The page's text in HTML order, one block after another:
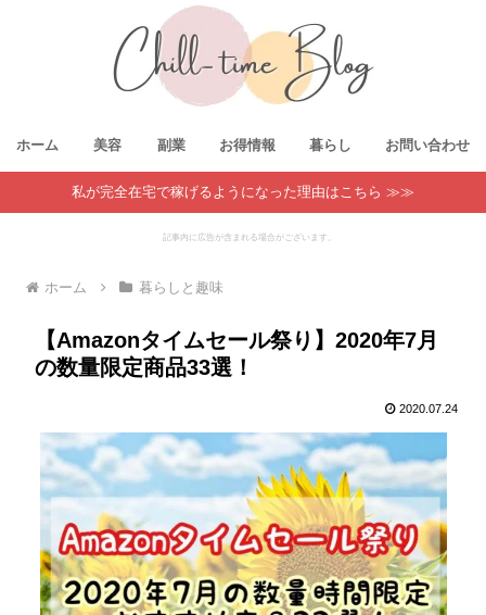
ホーム 美容 副業 お得情報 暮らし お問い合わせ
私が完全在宅で稼げるようになった理由はこちら ≫≫
記事内に広告が含まれる場合がございます。
ホーム 暮らしと趣味
【Amazonタイムセール祭り】2020年7月
の数量限定商品33選！
2020.07.24